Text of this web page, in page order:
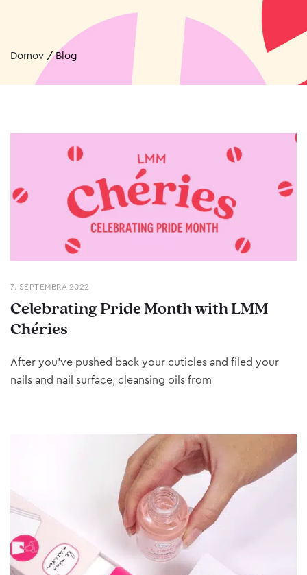
Domov /Blog
7. SEPTEMBRA 2022
Celebrating Pride Month with LMM
Chéries
After you’ve pushed back your cuticles and filed your
nails and nail surface, cleansing oils from